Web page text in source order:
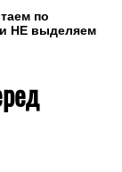
по
НЕ выделяем